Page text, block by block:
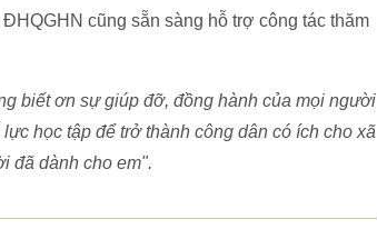
cũng sẵn sàng hỗ trợ công tác thăm
biết ơn sự giúp đỡ, đồng hành của mọi người
học tập để trở thành công dân có ích cho xã
đã dành cho em".